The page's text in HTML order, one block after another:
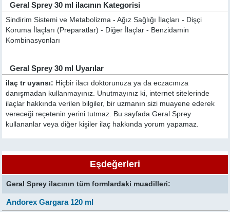
Geral Sprey 30 ml ilacının Kategorisi
Sindirim Sistemi ve Metabolizma - Ağız Sağlığı İlaçları - Dişçi
Koruma İlaçları (Preparatlar) - Diğer İlaçlar - Benzidamin
Kombinasyonları
Geral Sprey 30 ml Uyarılar
ilaç tr uyarısı: Hiçbir ilacı doktorunuza ya da eczacınıza
danışmadan kullanmayınız. Unutmayınız ki, internet sitelerinde
ilaçlar hakkında verilen bilgiler, bir uzmanın sizi muayene ederek
vereceği reçetenin yerini tutmaz. Bu sayfada Geral Sprey
kullananlar veya diğer kişiler ilaç hakkında yorum yapamaz.
Eşdeğerleri
Geral Sprey ilacının tüm formlardaki muadilleri:
Andorex Gargara 120 ml